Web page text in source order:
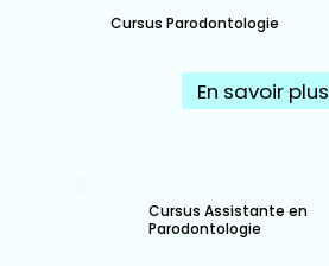
Cursus Parodontologie
En savoir plus
Cursus Assistante en
Parodontologie